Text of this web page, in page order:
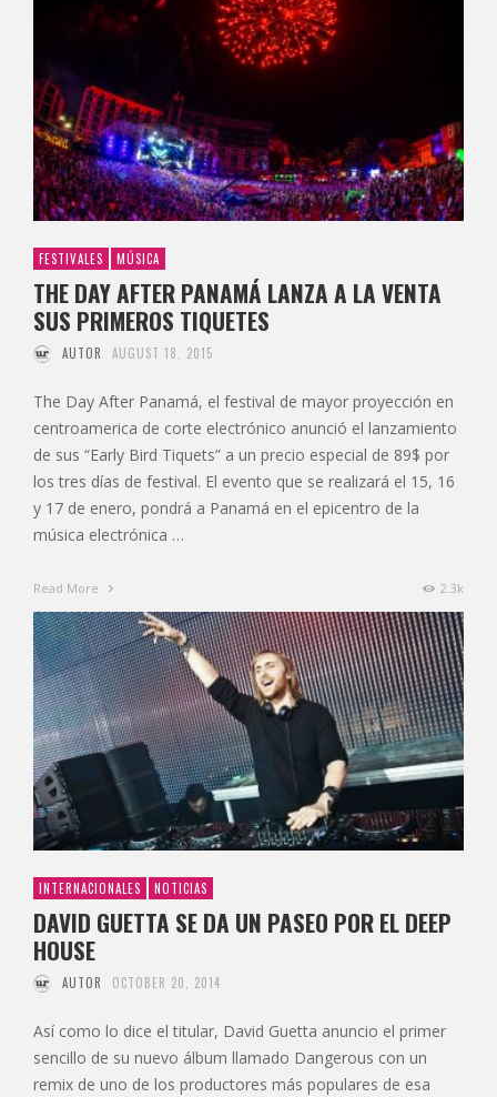
FESTIVALES MÚSICA
THE DAY AFTER PANAMÁ LANZA A LA VENTA
SUS PRIMEROS TIQUETES
AUTOR AUGUST 18, 2015
The Day After Panamá, el festival de mayor proyección en
centroamerica de corte electrónico anunció el lanzamiento
de sus “Early Bird Tiquets” a un precio especial de 89$ por
los tres días de festival. El evento que se realizará el 15, 16
y 17 de enero, pondrá a Panamá en el epicentro de la
música electrónica …
Read More 2.3k
INTERNACIONALES NOTICIAS
DAVID GUETTA SE DA UN PASEO POR EL DEEP
HOUSE
AUTOR OCTOBER 20, 2014
Así como lo dice el titular, David Guetta anuncio el primer
sencillo de su nuevo álbum llamado Dangerous con un
remix de uno de los productores más populares de esa